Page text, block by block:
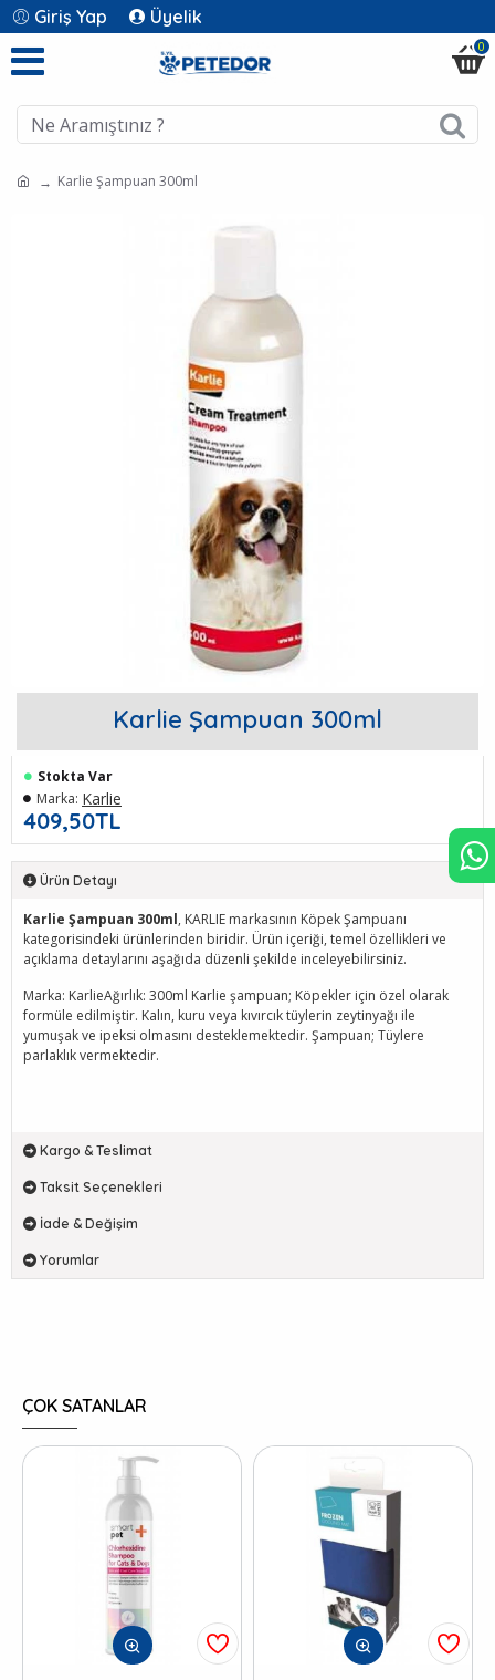
Giriş Yap Üyelik
0
Karlie Şampuan 300ml
Karlie Şampuan 300ml
409,50TL
Stokta Var
Marka: Karlie
Ürün Detayı
Karlie Şampuan 300ml, KARLIE markasının Köpek Şampuanı
kategorisindeki ürünlerinden biridir. Ürün içeriği, temel özellikleri ve
açıklama detaylarını aşağıda düzenli şekilde inceleyebilirsiniz.
Marka: KarlieAğırlık: 300ml Karlie şampuan; Köpekler için özel olarak
formüle edilmiştir. Kalın, kuru veya kıvırcık tüylerin zeytinyağı ile
yumuşak ve ipeksi olmasını desteklemektedir. Şampuan; Tüylere
parlaklık vermektedir.
Kargo & Teslimat
Taksit Seçenekleri
İade & Değişim
Yorumlar
ÇOK SATANLAR